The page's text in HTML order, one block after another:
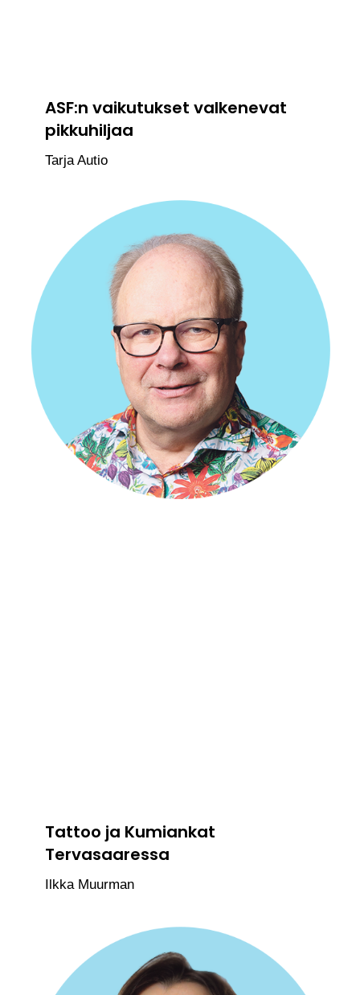
ASF:n vaikutukset valkenevat
pikkuhiljaa
Tarja Autio
Tattoo ja Kumiankat
Tervasaaressa
Ilkka Muurman